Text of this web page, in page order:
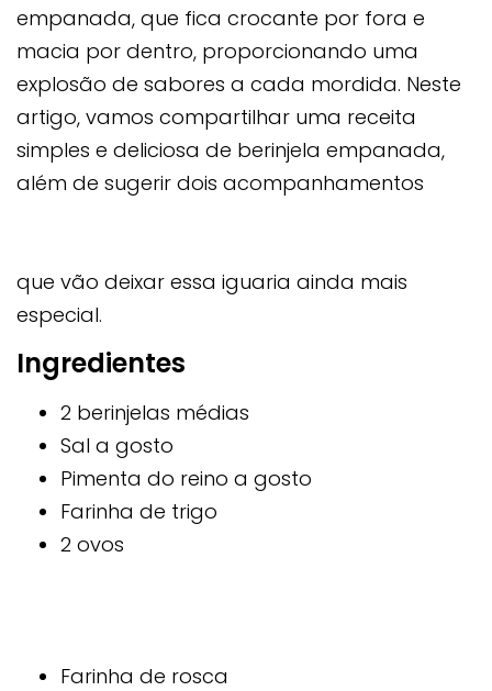
empanada, que fica crocante por fora e
macia por dentro, proporcionando uma
explosão de sabores a cada mordida. Neste
artigo, vamos compartilhar uma receita
simples e deliciosa de berinjela empanada,
além de sugerir dois acompanhamentos
que vão deixar essa iguaria ainda mais
especial.
Ingredientes
2 berinjelas médias
Sal a gosto
Pimenta do reino a gosto
Farinha de trigo
2 ovos
Farinha de rosca